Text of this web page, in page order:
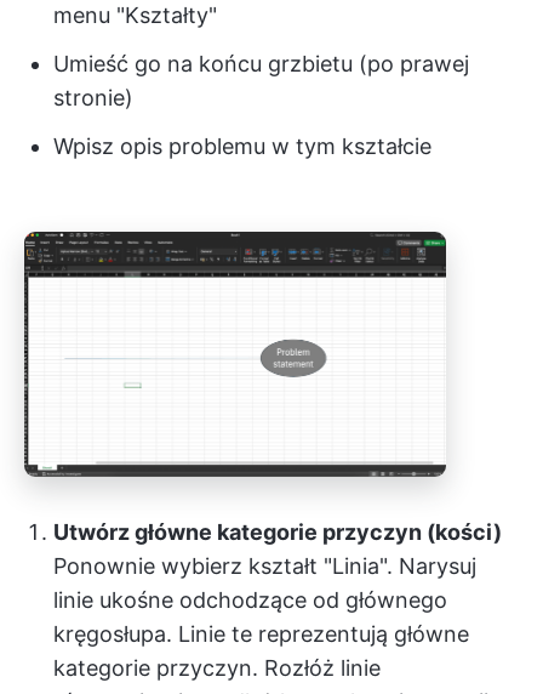
menu "Kształty"
Umieść go na końcu grzbietu (po prawej
stronie)
Wpisz opis problemu w tym kształcie
Utwórz główne kategorie przyczyn (kości)
Ponownie wybierz kształt "Linia". Narysuj
linie ukośne odchodzące od głównego
kręgosłupa. Linie te reprezentują główne
kategorie przyczyn. Rozłóż linie